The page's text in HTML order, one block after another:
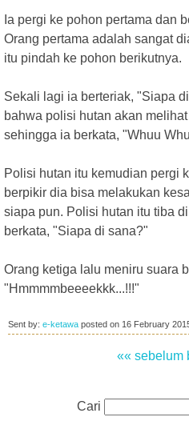
Ia pergi ke pohon pertama dan
Orang pertama adalah sangat
itu pindah ke pohon berikutnya.
Sekali lagi ia berteriak, "Siapa
bahwa polisi hutan akan
sehingga ia berkata, "Whuu
Polisi hutan itu kemudian pergi
berpikir dia bisa melakukan
siapa pun. Polisi hutan itu tiba
berkata, "Siapa di sana?"
Orang ketiga lalu meniru suara
"Hmmmmbeeeekkk...!!!"
Sent by: e-ketawa posted on 16 February
«« sebelum
Cari